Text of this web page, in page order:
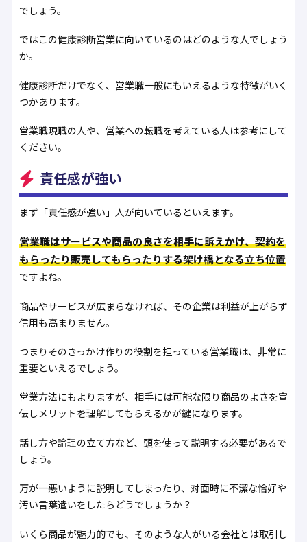
でしょう。
ではこの健康診断営業に向いているのはどのような人でしょう
か。
健康診断だけでなく、営業職一般にもいえるような特徴がいく
つかあります。
営業職現職の人や、営業への転職を考えている人は参考にして
ください。
責任感が強い
まず「責任感が強い」人が向いているといえます。
営業職はサービスや商品の良さを相手に訴えかけ、契約を
もらったり販売してもらったりする架け橋となる立ち位置
ですよね。
商品やサービスが広まらなければ、その企業は利益が上がらず
信用も高まりません。
つまりそのきっかけ作りの役割を担っている営業職は、非常に
重要といえるでしょう。
営業方法にもよりますが、相手には可能な限り商品のよさを宣
伝しメリットを理解してもらえるかが鍵になります。
話し方や論理の立て方など、頭を使って説明する必要があるで
しょう。
万が一悪いように説明してしまったり、対面時に不潔な恰好や
汚い言葉遣いをしたらどうでしょうか？
いくら商品が魅力的でも、そのような人がいる会社とは取引し